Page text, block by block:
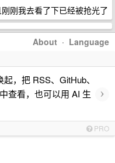
刚我去看了下已经被抢光了
About · Language
，把 RSS、GitHub、
查看，也可以用 AI 生
›
PRO